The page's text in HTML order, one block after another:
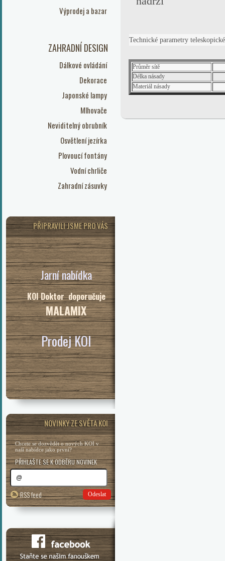
Výprodej a bazar
ZAHRADNÍ DESIGN
Dálkové ovládání
Dekorace
Japonské lampy
Mlhovače
Neviditelný obrubník
Osvětlení jezírka
Plovoucí fontány
Vodní chrliče
Zahradní zásuvky
PŘIPRAVILI JSME PRO VÁS
Jarní nabídka
KOI Doktor doporučuje
MALAMIX
Prodej KOI
NOVINKY ZE SVĚTA KOI
Chcete se dozvědět o nových KOI v
naší nabídce jako první?
PŘIHLAŠTE SE K ODBĚRU NOVINEK
RSS feed Odeslat
Technické parametry
Průměr sítě
Délka násady
Materiál násady